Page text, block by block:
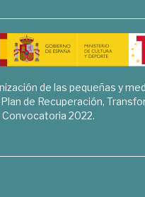
de las pequeñas y
de Recuperación,
Convocatoria 2022.